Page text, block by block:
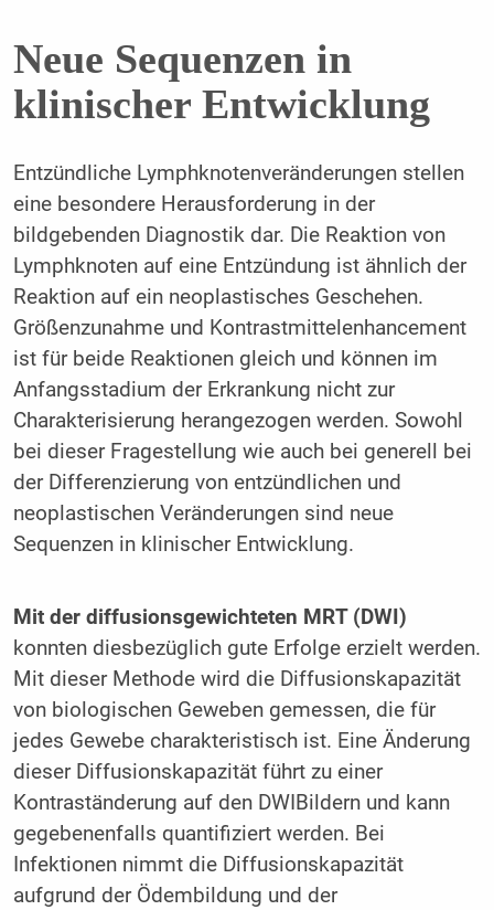
Neue Sequenzen in
klinischer Entwicklung
Entzündliche Lymphknotenveränderungen stellen
eine besondere Herausforderung in der
bildgebenden Diagnostik dar. Die Reaktion von
Lymphknoten auf eine Entzündung ist ähnlich der
Reaktion auf ein neoplastisches Geschehen.
Größenzunahme und Kontrastmittelenhancement
ist für beide Reaktionen gleich und können im
Anfangsstadium der Erkrankung nicht zur
Charakterisierung herangezogen werden. Sowohl
bei dieser Fragestellung wie auch bei generell bei
der Differenzierung von entzündlichen und
neoplastischen Veränderungen sind neue
Sequenzen in klinischer Entwicklung.
Mit der diffusionsgewichteten MRT (DWI)
konnten diesbezüglich gute Erfolge erzielt werden.
Mit dieser Methode wird die Diffusionskapazität
von biologischen Geweben gemessen, die für
jedes Gewebe charakteristisch ist. Eine Änderung
dieser Diffusionskapazität führt zu einer
Kontraständerung auf den DWIBildern und kann
gegebenenfalls quantifiziert werden. Bei
Infektionen nimmt die Diffusionskapazität
aufgrund der Ödembildung und der